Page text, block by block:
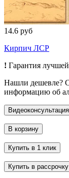
14.6 руб
Кирпич ЛСР
! Гарантия
Нашли дешевле?
информацию об